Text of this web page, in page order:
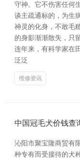
守神。它不伤害任何
谈主疏通标的，为生
神灵的化身，不敢毛
的身影渐渐散失，只
连年来，有科学家在
泛泛
维修资讯
中国冠毛犬价钱查
沁阳市聚宝隆商贸有
种专有而受接待的犬